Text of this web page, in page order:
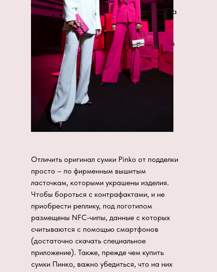
интригующе или сдержанно. Милая вещица
неизменно будет привлекать внимание,
ведь это универсальное изделие станет
лучшим дополнением к любым задуманным
ансамблям нарядов.
Отличить оригинал сумки Pinko от подделки
просто – по фирменным вышитым
ласточкам, которыми украшены изделия.
Чтобы бороться с контрафактами, и не
приобрести реплику, под логотипом
размещены NFC-чипы, данные с которых
считываются с помощью смартфонов
(достаточно скачать специальное
приложение). Также, прежде чем купить
сумки Пинко, важно убедиться, что на них